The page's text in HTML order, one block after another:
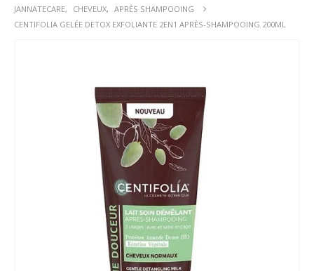
JANNATECARE, CHEVEUX, APRÈS SHAMPOOING
CENTIFOLIA GELÉE DETOX EXFOLIANTE 2EN1 APRÈS-SHAMPOOING 200ML